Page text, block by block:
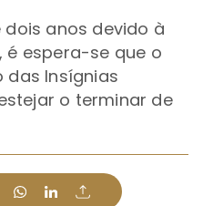
anos devido à
é espera-se que o
das Insígnias
o terminar de